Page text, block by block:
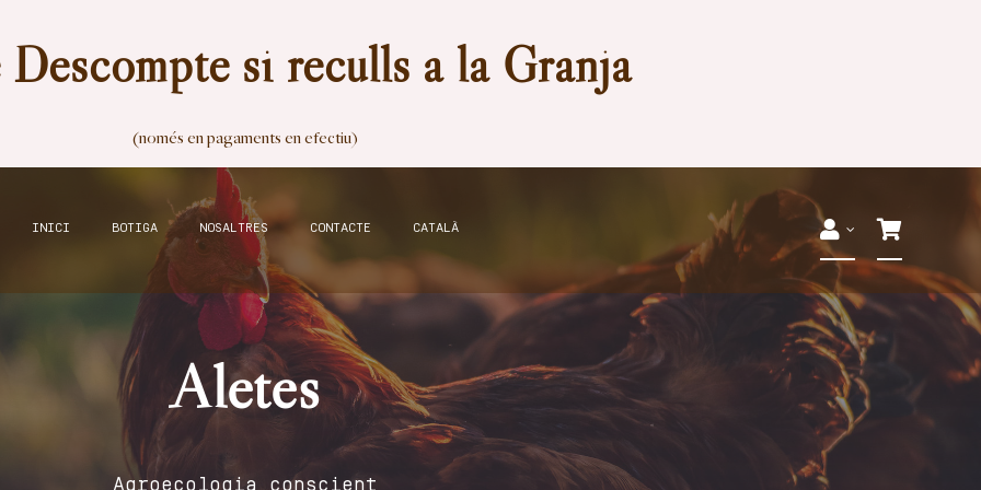
Descompte si reculls a la Granja
(només en pagaments en efectiu)
INICI BOTIGA NOSALTRES CONTACTE CATALÀ
Aletes